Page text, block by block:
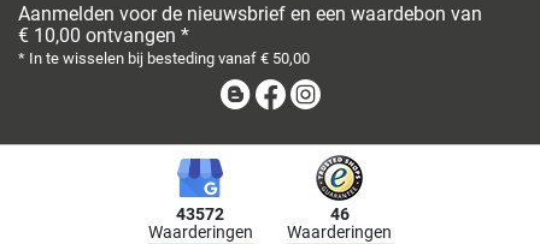
Aanmelden voor de nieuwsbrief en een waardebon van
€ 10,00 ontvangen *
* In te wisselen bij besteding vanaf € 50,00
BlogFacebook
43572
Waarderingen
46
Waarderingen